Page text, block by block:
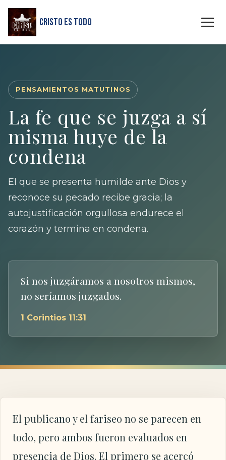
Cristo Es Todo
PENSAMIENTOS MATUTINOS
La fe que se juzga a sí
misma huye de la
condena
El que se presenta humilde ante Dios y
reconoce su pecado recibe gracia; la
autojustificación orgullosa endurece el
corazón y termina en condena.
Si nos juzgáramos a nosotros mismos,
no seríamos juzgados.
1 Corintios 11:31
El publicano y el fariseo no se parecen en
todo, pero ambos fueron evaluados en
presencia de Dios. El primero se acercó